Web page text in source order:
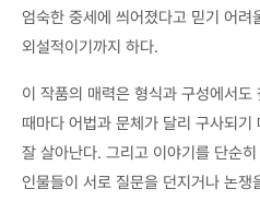
엄숙한 중세에 씌어졌다고 믿기 어려
외설적이기까지 하다.
이 작품의 매력은 형식과 구성에서
때마다 어법과 문체가 달리 구사되기
잘 살아난다. 그리고 이야기를 단순
인물들이 서로 질문을 던지거나 논